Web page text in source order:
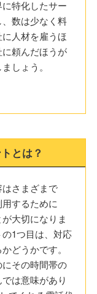
特化したサー
数は少なく料
人材を雇うほ
頼んだほうが
しょう。
とは？
さまざまで
するために
大切になりま
1つ目は、対応
どうかです。
その時間帯の
は意味があり